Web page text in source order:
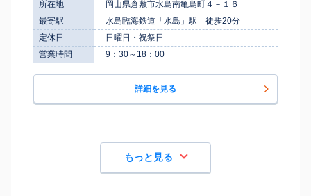
所在地
岡山県倉敷市水島南亀島町４－１６
最寄駅
水島臨海鉄道「水島」駅 徒歩20分
定休日
日曜日・祝祭日
営業時間
9：30～18：00
詳細を見る
もっと見る